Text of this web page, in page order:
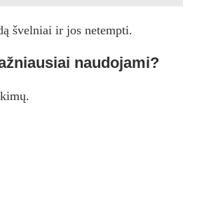
švelniai ir jos netempti.
naudojami?